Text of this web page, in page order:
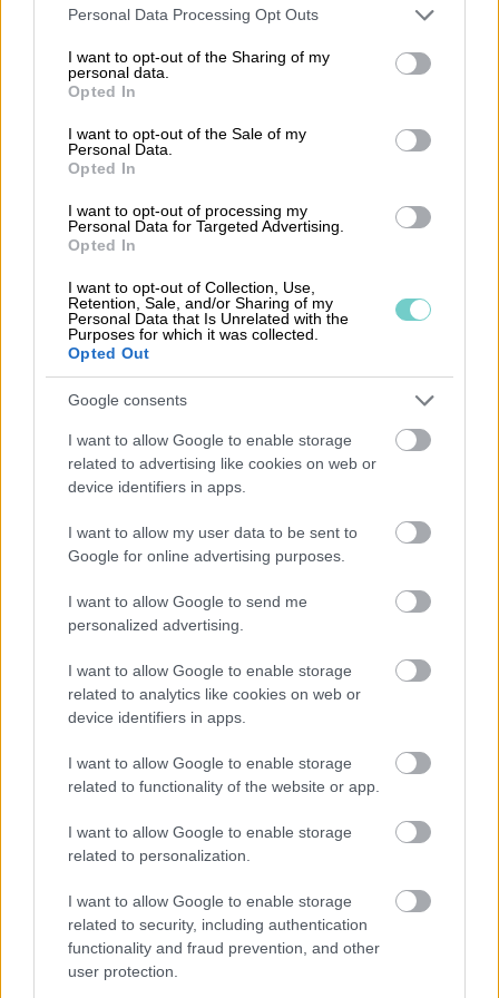
Please note that this website/app uses one or more Google
not limited to your visit or usage behaviour. You may click to
grant or deny consent to Google and its third-party tags to
use your data for below specified purposes in below Google
consent section.
Personal Data Processing Opt Outs
I want to opt-out of the Sharing of my
personal data.
Opted In
I want to opt-out of the Sale of my
Personal Data.
Opted In
I want to opt-out of processing my
Personal Data for Targeted Advertising.
Opted In
I want to opt-out of Collection, Use,
Retention, Sale, and/or Sharing of my
Personal Data that Is Unrelated with the
Purposes for which it was collected.
Opted Out
Google consents
I want to allow Google to enable storage
related to advertising like cookies on web or
device identifiers in apps.
I want to allow my user data to be sent to
Google for online advertising purposes.
I want to allow Google to send me
personalized advertising.
I want to allow Google to enable storage
related to analytics like cookies on web or
device identifiers in apps.
I want to allow Google to enable storage
related to functionality of the website or app.
I want to allow Google to enable storage
related to personalization.
I want to allow Google to enable storage
related to security, including authentication
functionality and fraud prevention, and other
user protection.
utan också förbättra företagets övergripande
ekonomiska ställning. Detta är särskilt relevant i
tider av ekonomisk osäkerhet, där varje sparad
Genom att integrera skatteavdrag i den bredare
effektivisera sina operationer och maximera
sin lönsamhet. Detta är ett område där digitala
lösningar somProcountorkan erbjuda värdefull
hjälp. Deras verktyg för digital
ekonomihantering gör det enklare för företag
att hålla koll på potentiella avdrag och
säkerställa att alla ekonomiska beslut stöds av
aktuell och korrekt data.
För mer information om specifika aspekter av
ekonomiska ordlista för att lära dig mer om
Momsdeklaration?,Vad är Kassaflöde? , och
är Balansräkning?.
Tillbaka till startsidan